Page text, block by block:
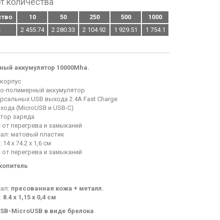
10 50 250 500
1000
2 455.74 2 280.33 2 104.92 1 929.51 1 754.1
аккумулятор 10000Mha.
полимерный аккумулятор
USB выхода 2.4А Fast Charge
(MicroUSB и USB-C)
заряда
перегрева и замыканий
матовый пластик
14 х 74.2 х 1,6 см
перегрева и замыканий
пресованная кожа + металл.
8.4 х 1,15 х 0,4 см
MicroUSB в виде брелока